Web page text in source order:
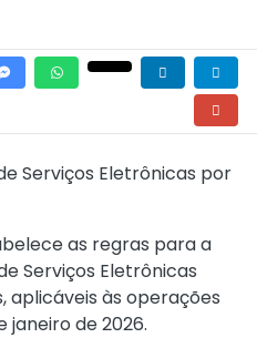
Serviços Eletrônicas por
as regras para a
Serviços Eletrônicas
aplicáveis às operações
janeiro de 2026.